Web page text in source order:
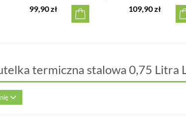
99,90 zł 109,90 zł
termiczna stalowa 0,75 Litra